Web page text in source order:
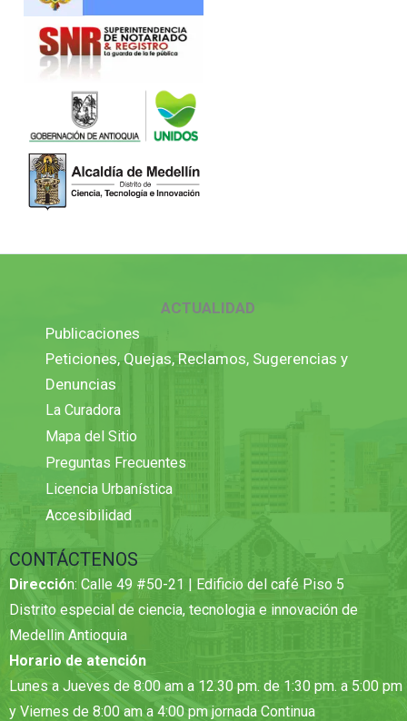
ACTUALIDAD
Publicaciones
Peticiones, Quejas, Reclamos, Sugerencias y
Denuncias
La Curadora
Mapa del Sitio
Preguntas Frecuentes
Licencia Urbanística
Accesibilidad
CONTÁCTENOS
Dirección: Calle 49 #50-21 | Edificio del café Piso 5
Distrito especial de ciencia, tecnologia e innovación de
Medellin Antioquia
Horario de atención
Lunes a Jueves de 8:00 am a 12.30 pm. de 1:30 pm. a 5:00 pm
y Viernes de 8:00 am a 4:00 pm jornada Continua